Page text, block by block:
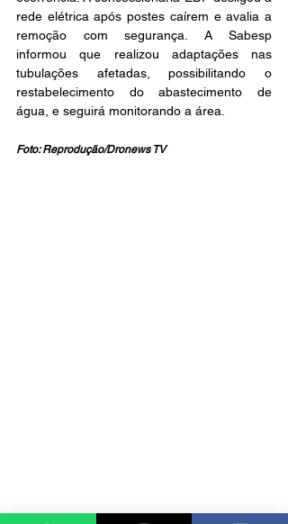
rede elétrica após postes caírem e avalia a
remoção com segurança. A Sabesp
informou que realizou adaptações nas
tubulações afetadas, possibilitando o
restabelecimento do abastecimento de
água, e seguirá monitorando a área.
Foto: Reprodução/Dronews TV